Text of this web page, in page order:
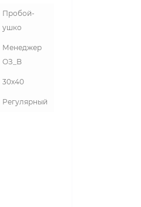
Пробой-
ушко
Менеджер
ОЗ_B
30х40
Регулярный